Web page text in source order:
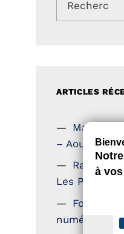
ARTICLES
Magazine
– Aout 2026
Rallye
Les
numérique